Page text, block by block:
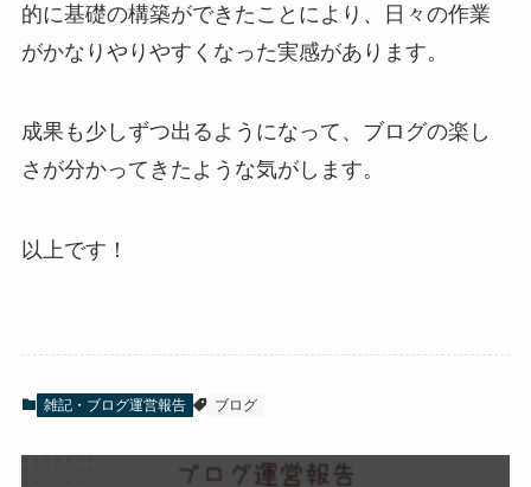
的に基礎の構築ができたことにより、日々の作業
がかなりやりやすくなった実感があります。
成果も少しずつ出るようになって、ブログの楽し
さが分かってきたような気がします。
以上です！
雑記・ブログ運営報告 ブログ